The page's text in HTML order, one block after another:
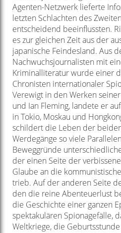
Agenten-Netzwerk lieferte
letzten Schlachten des
entscheidend beeinflussten.
es zur gleichen Zeit aus der
japanische Feindesland. Aus
Nachwuchsjournalisten mit
Kriminalliteratur wurde einer
Chronisten internationaler
Verewigt in den Werken
und Ian Fleming, landete er
in Tokio, Moskau und
schildert die Leben der
Werdegänge so viele
Beweggründe
der einen Seite der
Glaube an die
trieb. Auf der anderen Seite
den die reine Abenteuerlust
die Geschichte einer ganzen
spektakulären Spionagefälle,
Weltkriege, die